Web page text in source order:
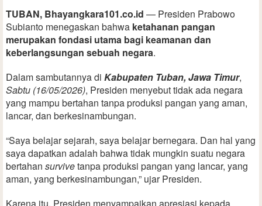
TUBAN, Bhayangkara101.co.id — Presiden Prabowo
Subianto menegaskan bahwa ketahanan pangan
merupakan fondasi utama bagi keamanan dan
keberlangsungan sebuah negara.
Dalam sambutannya di Kabupaten Tuban, Jawa Timur,
Sabtu (16/05/2026), Presiden menyebut tidak ada negara
yang mampu bertahan tanpa produksi pangan yang aman,
lancar, dan berkesinambungan.
“Saya belajar sejarah, saya belajar bernegara. Dan hal yang
saya dapatkan adalah bahwa tidak mungkin suatu negara
bertahan survivetanpa produksi pangan yang lancar, yang
aman, yang berkesinambungan,” ujar Presiden.
Karena itu, Presiden menyampaikan apresiasi kepada